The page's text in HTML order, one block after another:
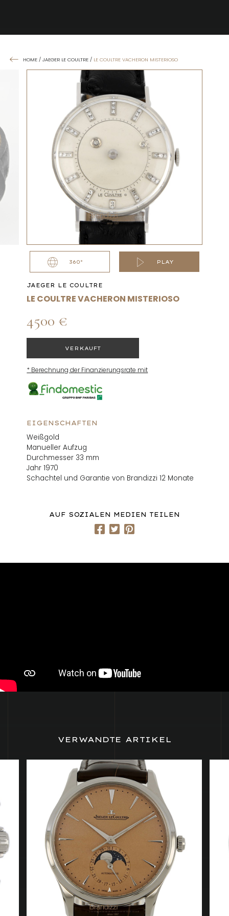
HOME / JAEGER LE COULTRE / LE COULTRE VACHERON MISTERIOSO
360° PLAY
JAEGER LE COULTRE
LE COULTRE VACHERON MISTERIOSO
4500 €
VERKAUFT
* Berechnung der Finanzierungsrate mit
EIGENSCHAFTEN
Weißgold
Manueller Aufzug
Durchmesser 33 mm
Jahr 1970
Schachtel und Garantie von Brandizzi 12 Monate
AUF SOZIALEN MEDIEN TEILEN
VERWANDTE ARTIKEL